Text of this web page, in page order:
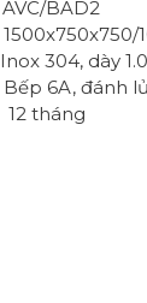
BAD2
dày
6A, đánh
tháng